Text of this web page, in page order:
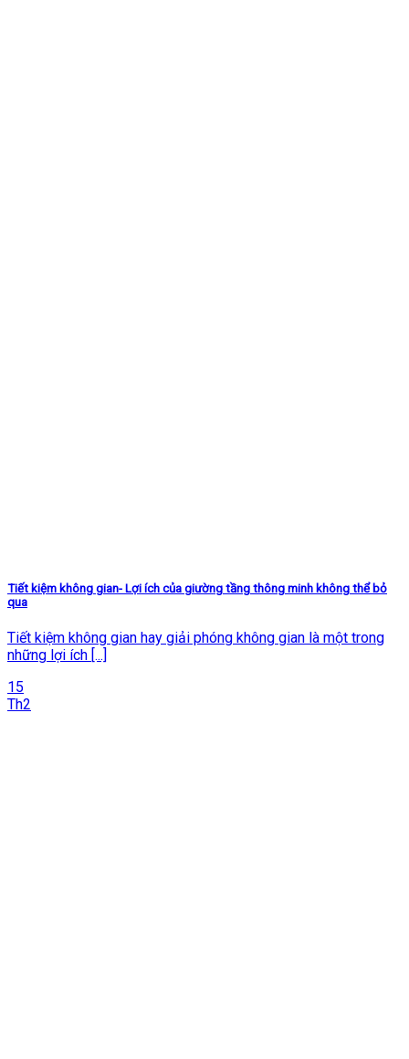
Tiết kiệm không gian- Lợi ích của giường tầng thông minh không thể bỏ
qua
Tiết kiệm không gian hay giải phóng không gian là một trong
những lợi ích [...]
15
Th2